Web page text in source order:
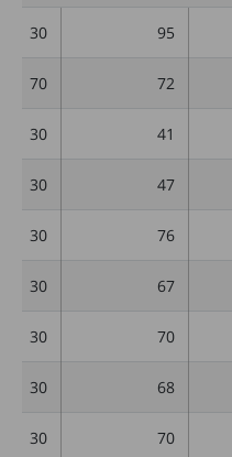
95
30
72
70
41
30
47
30
76
30
67
30
70
30
68
30
70
30